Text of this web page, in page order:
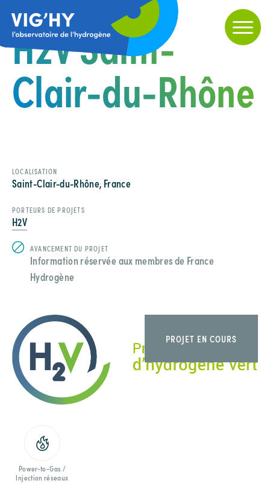
H2V Saint-
Clair-du-Rhône
LOCALISATION
Saint-Clair-du-Rhône, France
PORTEURS DE PROJETS
H2V
AVANCEMENT DU PROJET
Information réservée aux membres de France
Hydrogène
PROJET EN COURS
Power-to-Gas /
Injection réseaux